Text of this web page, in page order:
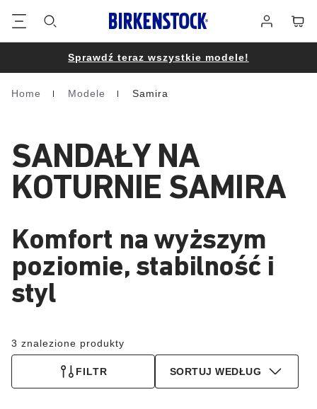
się
Sprawdź teraz wszystkie modele!
Homepage
Home Modele Samira
SANDAŁY NA
KOTURNIE SAMIRA
Komfort na wyższym
poziomie, stabilność i
styl
3 znalezione produkty
FILTR SORTUJ WEDŁUG